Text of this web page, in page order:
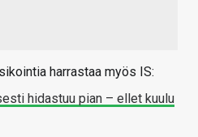
harrastaa myös IS:
hidastuu pian – ellet kuulu